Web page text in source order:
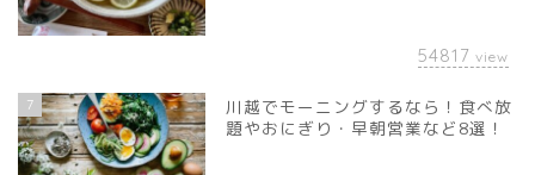
54817 view
7
川越でモーニングするなら！食べ放
題やおにぎり・早朝営業など8選！